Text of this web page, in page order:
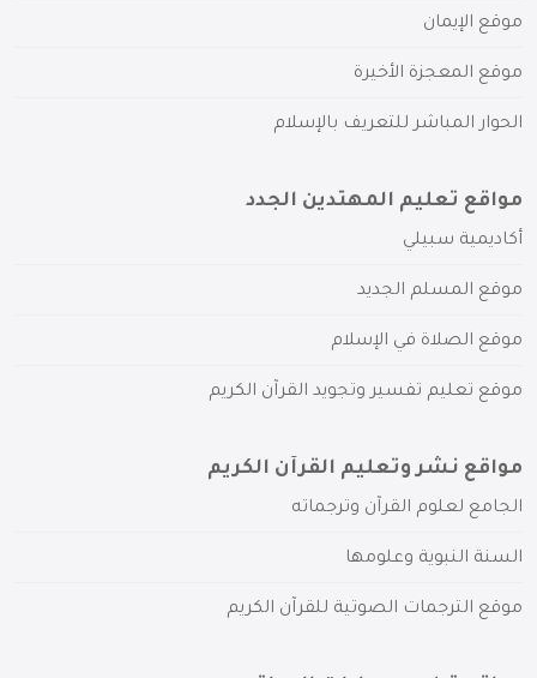
موقع الإيمان
موقع المعجزة الأخيرة
الحوار المباشر للتعريف بالإسلام
مواقع تعليم المهتدين الجدد
أكاديمية سبيلي
موقع المسلم الجديد
موقع الصلاة في الإسلام
موقع تعليم تفسير وتجويد القرآن الكريم
مواقع نشر وتعليم القرآن الكريم
الجامع لعلوم القرآن وترجماته
السنة النبوية وعلومها
موقع الترجمات الصوتية للقرآن الكريم